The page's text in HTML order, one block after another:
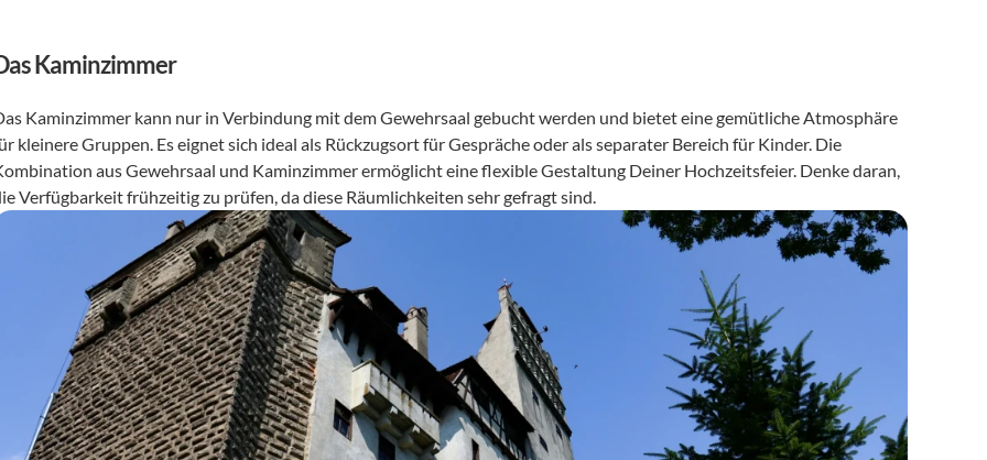
Kaminzimmer
Kaminzimmer kann nur in Verbindung mit dem Gewehrsaal gebucht werden und bietet eine gemütliche Atmosphäre
kleinere Gruppen. Es eignet sich ideal als Rückzugsort für Gespräche oder als separater Bereich für Kinder. Die
aus Gewehrsaal und Kaminzimmer ermöglicht eine flexible Gestaltung Deiner Hochzeitsfeier. Denke daran,
Verfügbarkeit frühzeitig zu prüfen, da diese Räumlichkeiten sehr gefragt sind.